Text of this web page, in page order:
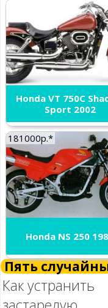
Honda VT 750C
Sport 2002
181000р.*
Honda NS 250
Пять
Как устранить